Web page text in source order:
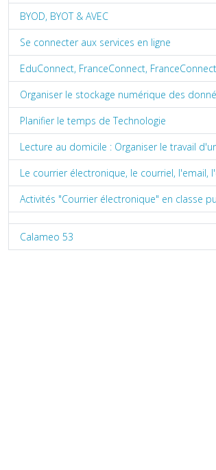
BYOD, BYOT & AVEC
Se connecter aux services en ligne
EduConnect, FranceConnect,
Organiser le stockage numérique des
Planifier le temps de Technologie
Lecture au domicile : Organiser le travail
Le courrier électronique, le courriel, l'email,
Activités "Courrier électronique" en classe
Calameo 53